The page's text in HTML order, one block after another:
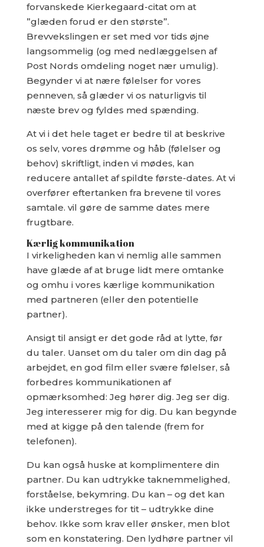
forvanskede Kierkegaard-citat om at
”glæden forud er den største”.
Brevvekslingen er set med vor tids øjne
langsommelig (og med nedlæggelsen af
Post Nords omdeling noget nær umulig).
Begynder vi at nære følelser for vores
penneven, så glæder vi os naturligvis til
næste brev og fyldes med spænding.
At vi i det hele taget er bedre til at beskrive
os selv, vores drømme og håb (følelser og
behov) skriftligt, inden vi mødes, kan
reducere antallet af spildte første-dates. At vi
overfører eftertanken fra brevene til vores
samtale. vil gøre de samme dates mere
frugtbare.
Kærlig kommunikation
I virkeligheden kan vi nemlig alle sammen
have glæde af at bruge lidt mere omtanke
og omhu i vores kærlige kommunikation
med partneren (eller den potentielle
partner).
Ansigt til ansigt er det gode råd at lytte, før
du taler. Uanset om du taler om din dag på
arbejdet, en god film eller svære følelser, så
forbedres kommunikationen af
opmærksomhed: Jeg hører dig. Jeg ser dig.
Jeg interesserer mig for dig. Du kan begynde
med at kigge på den talende (frem for
telefonen).
Du kan også huske at komplimentere din
partner. Du kan udtrykke taknemmelighed,
forståelse, bekymring. Du kan – og det kan
ikke understreges for tit – udtrykke dine
behov. Ikke som krav eller ønsker, men blot
som en konstatering. Den lydhøre partner vil